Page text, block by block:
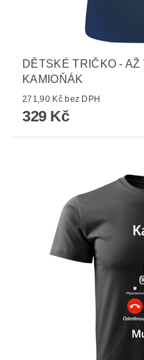
DĚTSKÉ TRIČKO -
KAMIOŇÁK
271,90 Kč bez DPH
329 Kč